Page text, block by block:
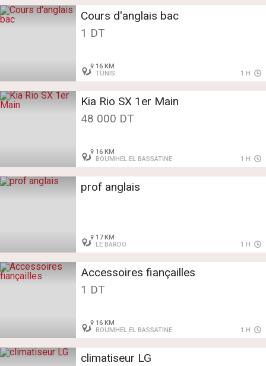
Cours d'anglais bac
1 DT
16 KM
TUNIS
1 H
Kia Rio SX 1er Main
48 000 DT
16 KM
BOUMHEL EL BASSATINE
1 H
prof anglais
17 KM
LE BARDO
1 H
Accessoires fiançailles
1 DT
16 KM
BOUMHEL EL BASSATINE
1 H
climatiseur LG